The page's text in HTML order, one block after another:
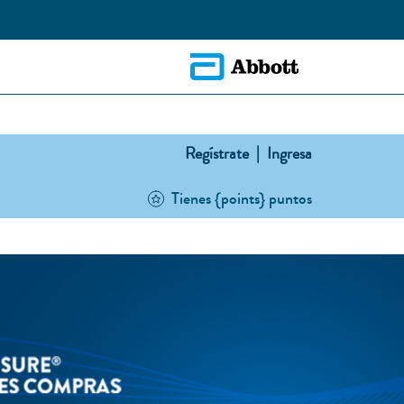
Regístrate | Ingresa
Tienes {points} puntos